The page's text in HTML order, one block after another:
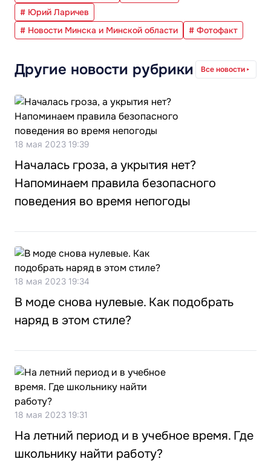
# Юрий Ларичев
# Новости Минска и Минской области
# Фотофакт
Другие новости рубрики Все новости
18 мая 2023 19:39
Началась гроза, а укрытия нет?
Напоминаем правила безопасного
поведения во время непогоды
18 мая 2023 19:34
В моде снова нулевые. Как подобрать
наряд в этом стиле?
18 мая 2023 19:31
На летний период и в учебное время. Где
школьнику найти работу?